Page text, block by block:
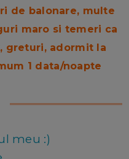
de balonare, multe
maro si temeri ca
greturi, adormit la
1 data/noapte
meu :)